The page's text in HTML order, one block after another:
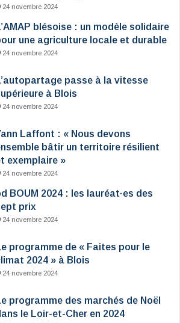
24 novembre 2024
blésoise : un modèle solidaire
une agriculture locale et durable
24 novembre 2024
passe à la vitesse
à Blois
24 novembre 2024
Laffont : « Nous devons
bâtir un territoire résilient
exemplaire »
24 novembre 2024
BOUM 2024 : les lauréat·es des
prix
24 novembre 2024
programme de « Faites pour le
2024 » à Blois
24 novembre 2024
programme des marchés de Noël
le Loir-et-Cher en 2024